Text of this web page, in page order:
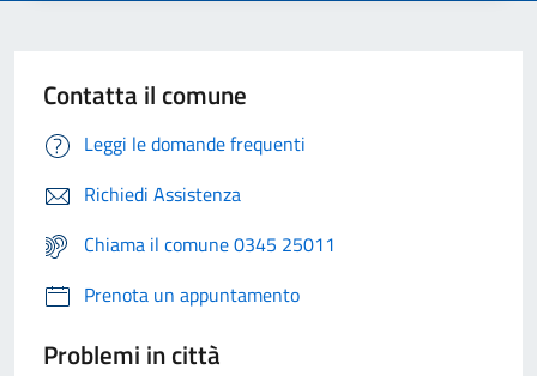
Contatta il comune
Leggi le domande frequenti
Richiedi Assistenza
Chiama il comune 0345 25011
Prenota un appuntamento
Problemi in città